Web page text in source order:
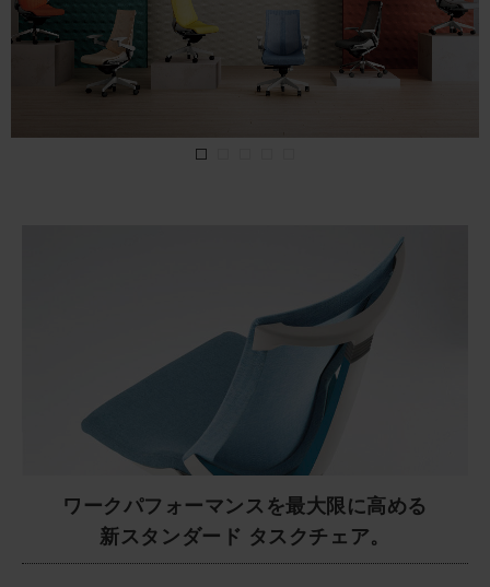
ワークパフォーマンスを最大限に高める
新スタンダード タスクチェア。